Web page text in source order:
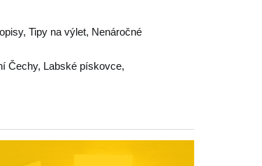
Tipy na výlet, Nenáročné
Čechy, Labské pískovce,